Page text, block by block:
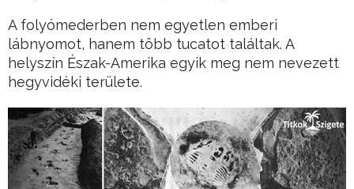
A folyómederben nem egyetlen emberi
lábnyomot, hanem több tucatot találtak. A
helyszín Észak-Amerika egyik meg nem nevezett
hegyvidéki területe.